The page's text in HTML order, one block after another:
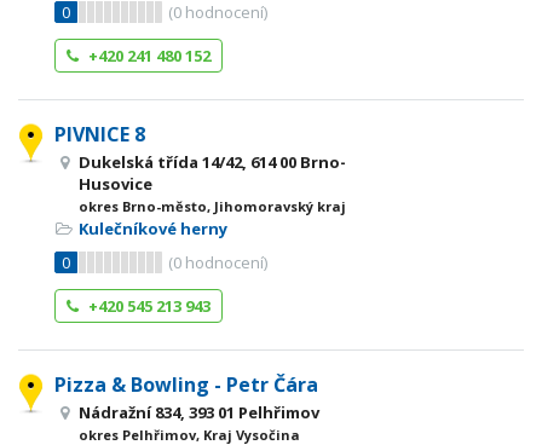
0
(0 hodnocení)
+420 241 480 152
PIVNICE 8
Dukelská třída 14/42, 614 00 Brno-
Husovice
okres Brno-město, Jihomoravský kraj
Kulečníkové herny
0
(0 hodnocení)
+420 545 213 943
Pizza & Bowling - Petr Čára
Nádražní 834, 393 01 Pelhřimov
okres Pelhřimov, Kraj Vysočina